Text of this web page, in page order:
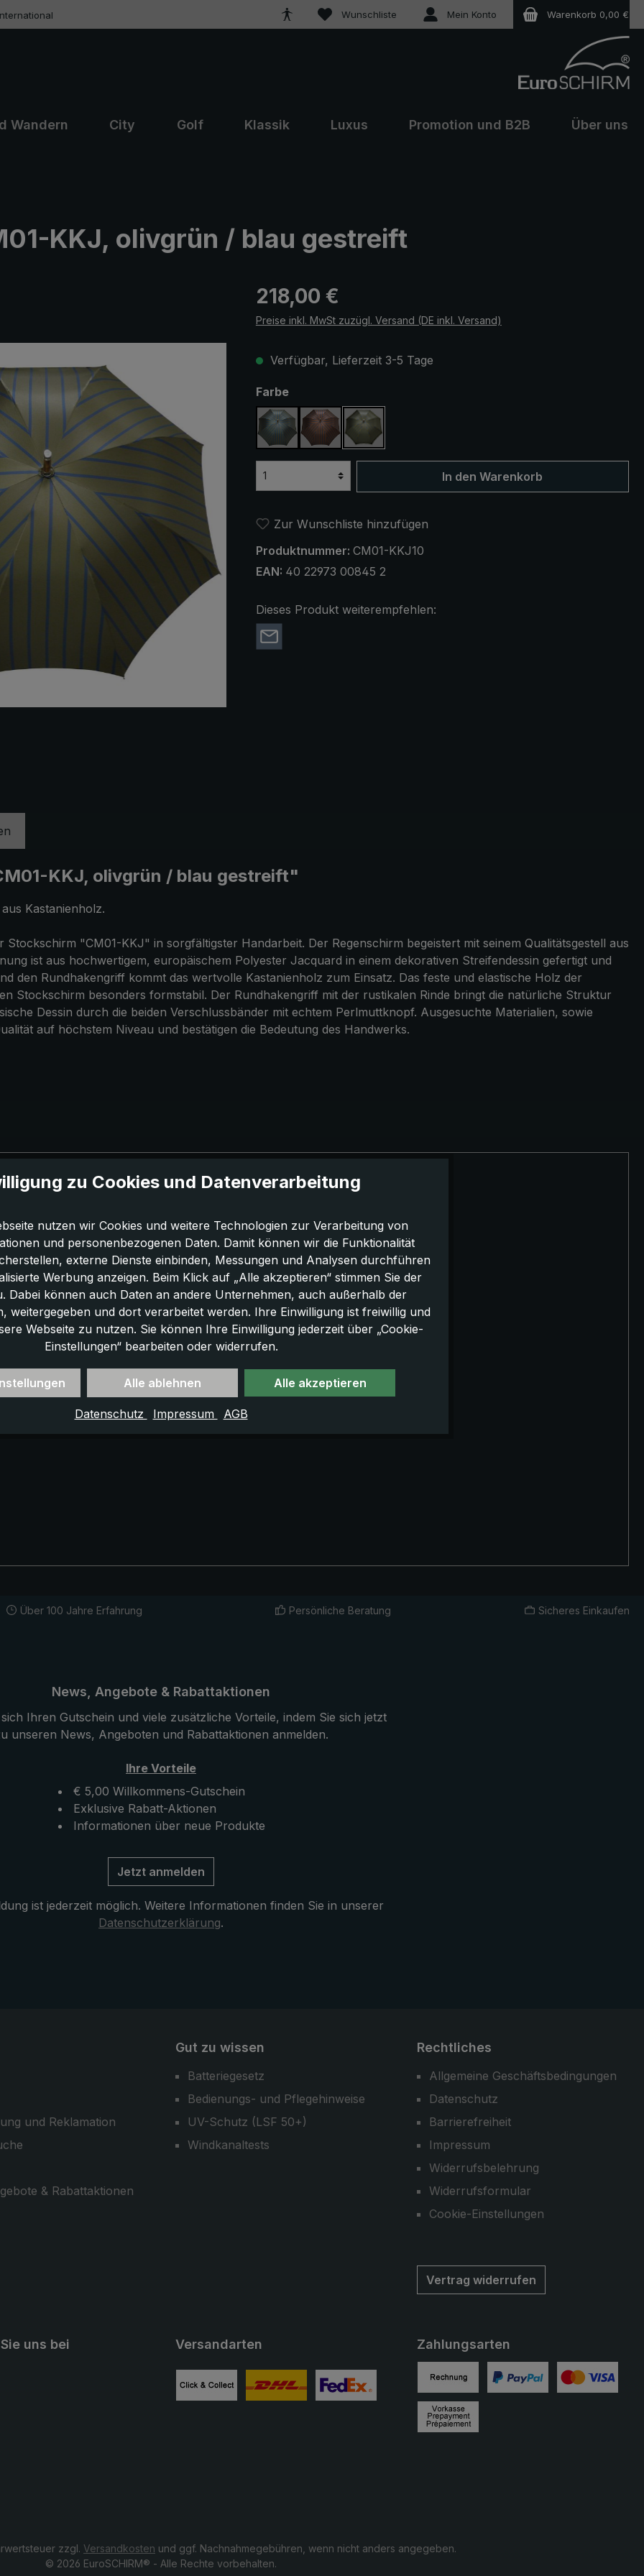
Wunschliste Du hast 0 Produkte auf dem Merkzettel
Mein Konto Warenkorb 0,00 €
Wandern City Golf Klassik Luxus Promotion und B2B Über uns
KKJ, olivgrün / blau gestreift
Regulärer Preis:
218,00 €
Preise inkl. MwSt zuzügl. Versand (DE inkl. Versand)
Verfügbar, Lieferzeit 3-5 Tage
Farbeauswählen
blau / olivgrün gestreift
braun / blau gestreift
olivgrün / blau gestreift
In den Warenkorb
Zur Wunschliste hinzufügen
Produktnummer: CM01-KKJ10
EAN: 40 22973 00845 2
Dieses Produkt weiterempfehlen:
KKJ, olivgrün / blau gestreift"
Kastanienholz.
"CM01-KKJ" in sorgfältigster Handarbeit. Der Regenschirm begeistert mit seinem Qualitätsgestell aus
ist aus hochwertigem, europäischem Polyester Jacquard in einem dekorativen Streifendessin gefertigt und
den Rundhakengriff kommt das wertvolle Kastanienholz zum Einsatz. Das feste und elastische Holz der
Stockschirm besonders formstabil. Der Rundhakengriff mit der rustikalen Rinde bringt die natürliche Struktur
Dessin durch die beiden Verschlussbänder mit echtem Perlmuttknopf. Ausgesuchte Materialien, sowie
auf höchstem Niveau und bestätigen die Bedeutung des Handwerks.
Über 100 Jahre Erfahrung Persönliche Beratung Sicheres Einkaufen
News, Angebote & Rabattaktionen
Ihren Gutschein und viele zusätzliche Vorteile, indem Sie sich jetzt
unseren News, Angeboten und Rabattaktionen anmelden.
Ihre Vorteile
€ 5,00 Willkommens-Gutschein
Exklusive Rabatt-Aktionen
Informationen über neue Produkte
Jetzt anmelden
ist jederzeit möglich. Weitere Informationen finden Sie in unserer
Datenschutzerklärung.
und Reklamation
& Rabattaktionen
Gut zu wissen
Batteriegesetz
Bedienungs- und Pflegehinweise
UV-Schutz (LSF 50+)
Windkanaltests
Rechtliches
Allgemeine Geschäftsbedingungen
Datenschutz
Barrierefreiheit
Impressum
Widerrufsbelehrung
Widerrufsformular
Cookie-Einstellungen
Vertrag widerrufen
uns bei Versandarten
Benutzerdefiniertes Bild 3
Zahlungsarten
Rechnung
zzgl. Versandkosten und ggf. Nachnahmegebühren, wenn nicht anders angegeben.
© 2026 EuroSCHIRM® - Alle Rechte vorbehalten.
zu Cookies und Datenverarbeitung
nutzen wir Cookies und weitere Technologien zur Verarbeitung von
und personenbezogenen Daten. Damit können wir die Funktionalität
externe Dienste einbinden, Messungen und Analysen durchführen
Werbung anzeigen. Beim Klick auf „Alle akzeptieren“ stimmen Sie der
Dabei können auch Daten an andere Unternehmen, auch außerhalb der
weitergegeben und dort verarbeitet werden. Ihre Einwilligung ist freiwillig und
Webseite zu nutzen. Sie können Ihre Einwilligung jederzeit über „Cookie-
Einstellungen“ bearbeiten oder widerrufen.
Alle ablehnen Alle akzeptieren
Datenschutz Impressum AGB